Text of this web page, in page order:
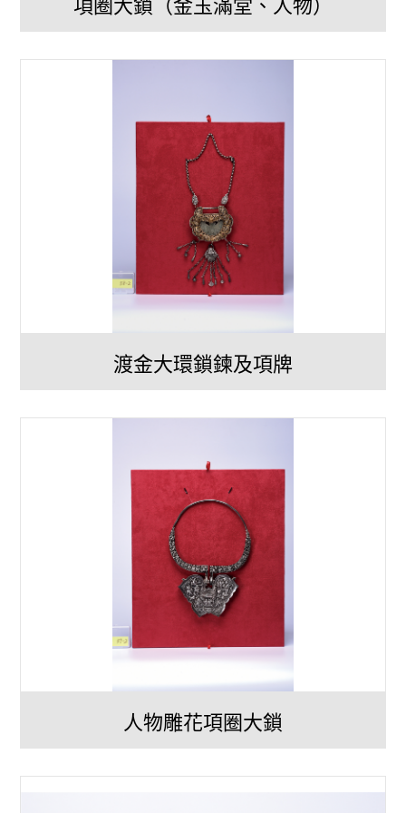
項圈大鎖（金玉滿堂、人物）
渡金大環鎖鍊及項牌
人物雕花項圈大鎖